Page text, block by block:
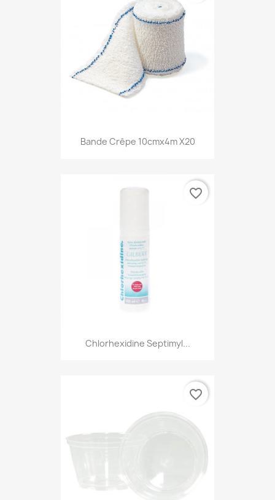
Bande Crêpe 10cmx4m X20
Chlorhexidine Septimyl...
favorite_border
favorite_border